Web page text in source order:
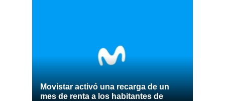
Movistar activó una recarga de un
mes de renta a los habitantes de